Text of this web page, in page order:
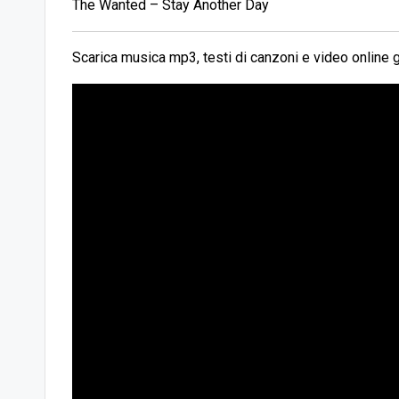
The Wanted – Stay Another Day
Scarica musica mp3, testi di canzoni e video online